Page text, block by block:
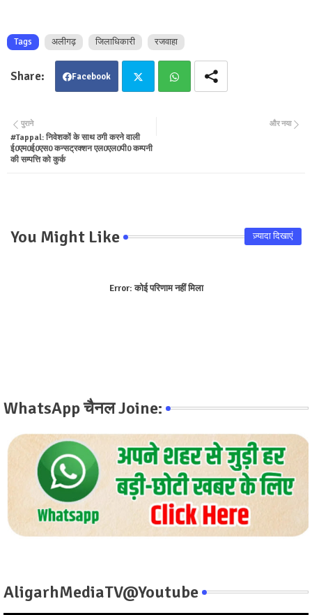
Tags अलीगढ़ जिलाधिकारी रजवाहा
Facebook
ter
और नया
पुराने
#Tappal: निवेशकों के साथ ठगी करने वाली
ई0एम0ई0एस0 कन्सट्रक्शन एल0एल0पी0 कम्पनी
की सम्पत्ति को कुर्क
You Might Like ज़्यादा दिखाएं
Error:कोई परिणाम नहीं मिला
WhatsApp चैनल Joine:
AligarhMediaTV@Youtube